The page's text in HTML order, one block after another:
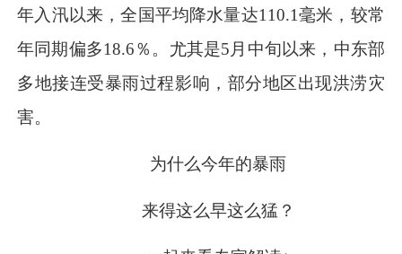
年入汛以来，全国平均降水量达110.1毫米，较常
年同期偏多18.6％。尤其是5月中旬以来，中东部
多地接连受暴雨过程影响，部分地区出现洪涝灾
害。
为什么今年的暴雨
来得这么早这么猛？